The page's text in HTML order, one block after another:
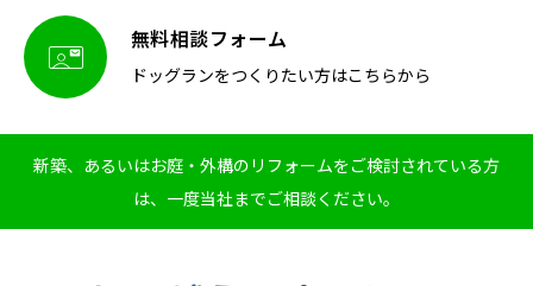
 無料相談フォーム
ドッグランをつくりたい方はこちらから
新築、あるいはお庭・外構のリフォームをご検討されている方
は、一度当社までご相談ください。